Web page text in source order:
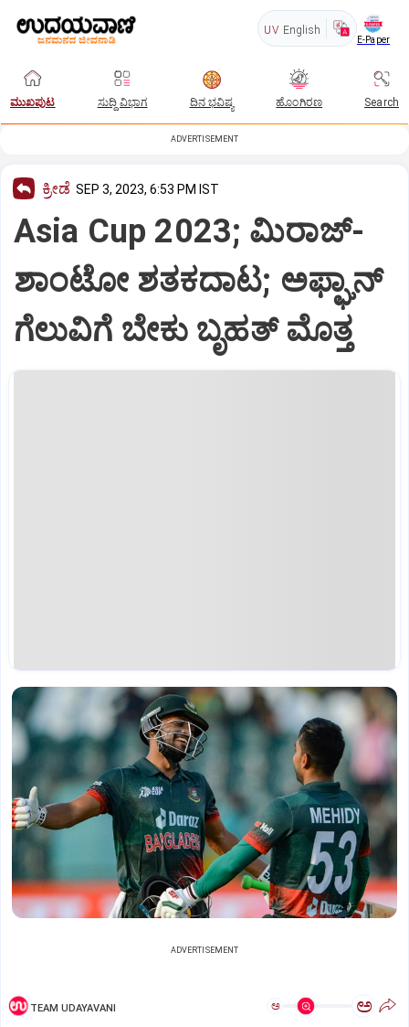
UV English
E-Paper
ಮುಖಪುಟ ಸುದ್ದಿ ವಿಭಾಗ ದಿನ ಭವಿಷ್ಯ ಹೊಂಗಿರಣ Search
ADVERTISEMENT
ಕ್ರೀಡೆ SEP 3, 2023, 6:53 PM IST
Asia Cup 2023; ಮಿರಾಜ್-
ಶಾಂಟೋ ಶತಕದಾಟ; ಅಫ್ಘಾನ್
ಗೆಲುವಿಗೆ ಬೇಕು ಬೃಹತ್ ಮೊತ್ತ
ADVERTISEMENT
TEAM UDAYAVANI ಅ ಅ